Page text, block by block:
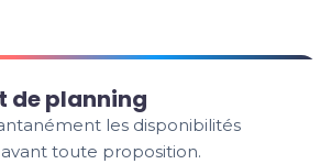
de planning
les disponibilités
avant toute proposition.